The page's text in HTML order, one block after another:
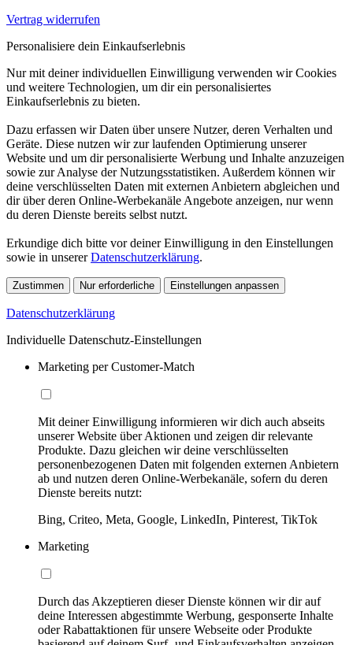
Vertrag widerrufen
Personalisiere dein Einkaufserlebnis
Nur mit deiner individuellen Einwilligung verwenden wir Cookies
und weitere Technologien, um dir ein personalisiertes
Einkaufserlebnis zu bieten.
Dazu erfassen wir Daten über unsere Nutzer, deren Verhalten und
Geräte. Diese nutzen wir zur laufenden Optimierung unserer
Website und um dir personalisierte Werbung und Inhalte anzuzeigen
sowie zur Analyse der Nutzungsstatistiken. Außerdem können wir
deine verschlüsselten Daten mit externen Anbietern abgleichen und
dir über deren Online-Werbekanäle Angebote anzeigen, nur wenn
du deren Dienste bereits selbst nutzt.
Erkundige dich bitte vor deiner Einwilligung in den Einstellungen
sowie in unsererDatenschutzerklärung.
Zustimmen Nur erforderliche Einstellungen anpassen
Datenschutzerklärung
Individuelle Datenschutz-Einstellungen
Marketing per Customer-Match
Mit deiner Einwilligung informieren wir dich auch abseits
unserer Website über Aktionen und zeigen dir relevante
Produkte. Dazu gleichen wir deine verschlüsselten
personenbezogenen Daten mit folgenden externen Anbietern
ab und nutzen deren Online-Werbekanäle, sofern du deren
Dienste bereits nutzt:
Bing, Criteo, Meta, Google, LinkedIn, Pinterest, TikTok
Marketing
Durch das Akzeptieren dieser Dienste können wir dir auf
deine Interessen abgestimmte Werbung, gesponserte Inhalte
oder Rabattaktionen für unsere Webseite oder Produkte